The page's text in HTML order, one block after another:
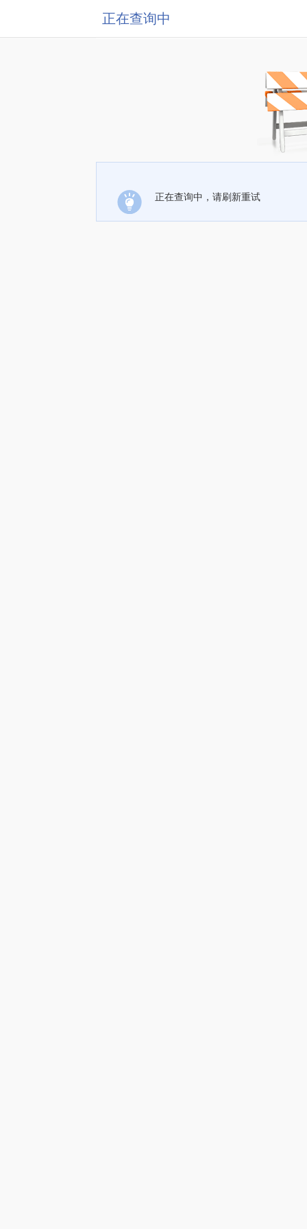
正在查询中
正在查询中，请刷新重试